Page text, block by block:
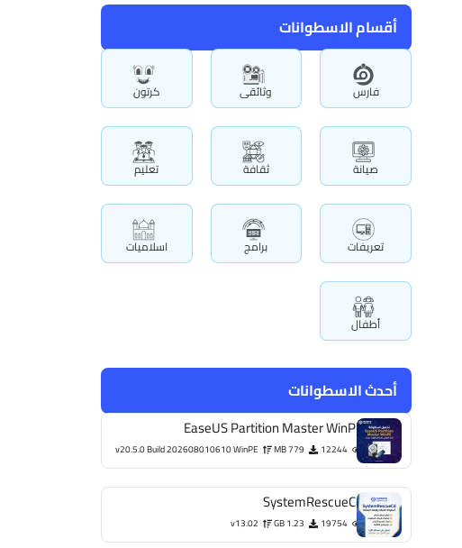
أقسام الاسطوانات
فارس وثائقى كرتون
صيانة ثقافة تعليم
تعريفات برامج اسلاميات
أطفال
أحدث الاسطوانات
EaseUS Partition Master WinPE
12244
779 MB
v20.5.0 Build 202608010610 WinPE
SystemRescueCd
19754
1.23 GB
v13.02